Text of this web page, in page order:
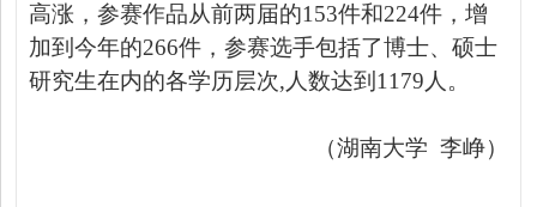
高涨，参赛作品从前两届的153件和224件，增
加到今年的266件，参赛选手包括了博士、硕士
研究生在内的各学历层次,人数达到 1179人。
（湖南大学 李峥）